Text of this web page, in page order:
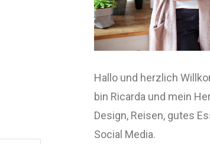
Hallo und herzlich
bin Ricarda und mein
Design, Reisen, gutes
Social Media.